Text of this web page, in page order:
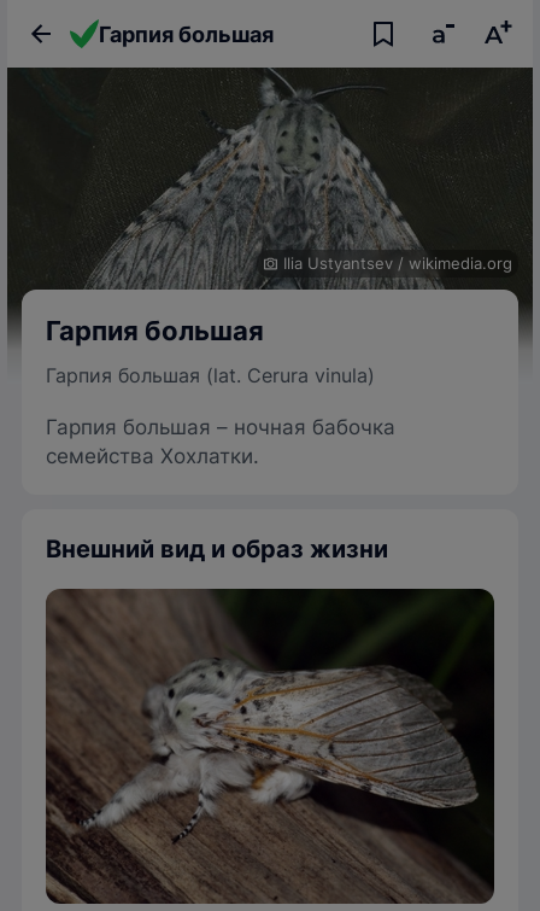
Гарпия большая
Ilia Ustyantsev / wikimedia.org
Гарпия большая
Гарпия большая (lat. Cerura vinula)
Гарпия большая – ночная бабочка
семейства Хохлатки.
Внешний вид и образ жизни